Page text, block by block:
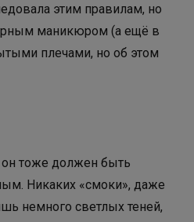
этим правилам, но
маникюром (а ещё в
плечами, но об этом
он тоже должен быть
Никаких «смоки», даже
немного светлых теней,